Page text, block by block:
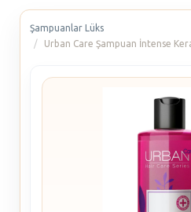
Şampuanlar Lüks
Urban Care Şampuan İntense